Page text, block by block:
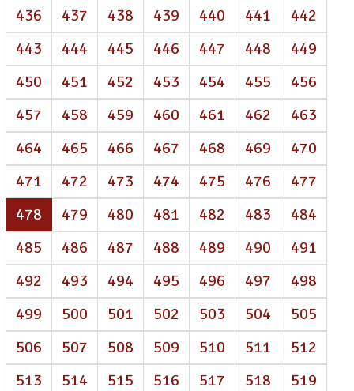
436 437 438 439 440 441
442
443
444 445 446 447 448
449
450
451 452 453 454 455
456
457
458 459 460 461 462
463
464
465 466 467 468 469
470
471
472 473 474 475 476
477
478 (atual)
479 480 481 482 483
484
485
486 487 488 489 490
491
492
493 494 495 496 497
498
499
500 501 502 503 504
505
506
507 508 509 510 511
512
513
514 515 516 517 518
519